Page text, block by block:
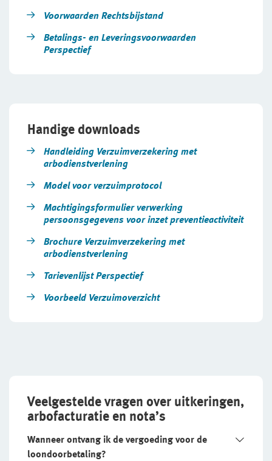
Voorwaarden Rechtsbijstand
Betalings- en Leveringsvoorwaarden
Perspectief
Handige downloads
Handleiding Verzuimverzekering met
arbodienstverlening
Model voor verzuimprotocol
Machtigingsformulier verwerking
persoonsgegevens voor inzet preventieactiviteit
Brochure Verzuimverzekering met
arbodienstverlening
Tarievenlijst Perspectief
Voorbeeld Verzuimoverzicht
Veelgestelde vragen over uitkeringen,
arbofacturatie en nota’s
Wanneer ontvang ik de vergoeding voor de
loondoorbetaling?